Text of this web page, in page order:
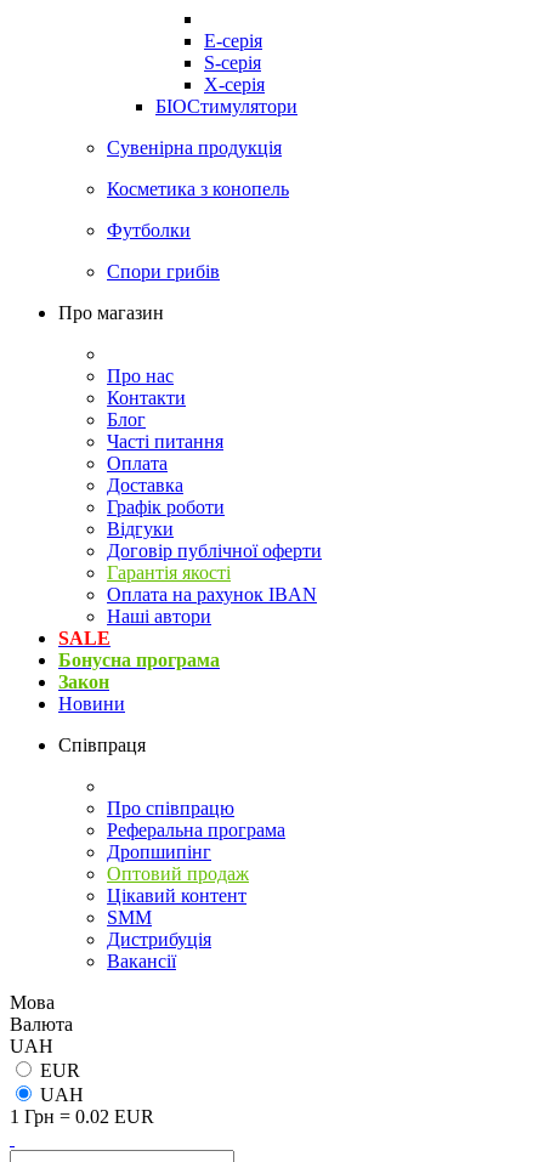
E-серія
S-серія
X-серія
БІОСтимулятори
Сувенірна продукція
Косметика з конопель
Футболки
Спори грибів
Про магазин
Про нас
Контакти
Блог
Часті питання
Оплата
Доставка
Графік роботи
Відгуки
Договір публічної оферти
Гарантія якості
Оплата на рахунок IBAN
Наші автори
SALE
Бонусна програма
Закон
Новини
Співпраця
Про співпрацю
Реферальна програма
Дропшипінг
Оптовий продаж
Цікавий контент
SMM
Дистрибуція
Вакансії
Мова
Валюта
UAH
EUR
UAH
1 Грн = 0.02 EUR